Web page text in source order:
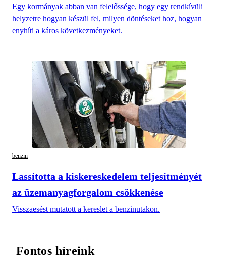
Egy kormányak abban van felelőssége, hogy egy rendkívüli
helyzetre hogyan készül fel, milyen döntéseket hoz, hogyan
enyhíti a káros következményeket.
benzin
Lassította a kiskereskedelem teljesítményét
az üzemanyagforgalom csökkenése
Visszaesést mutatott a kereslet a benzinutakon.
Fontos híreink